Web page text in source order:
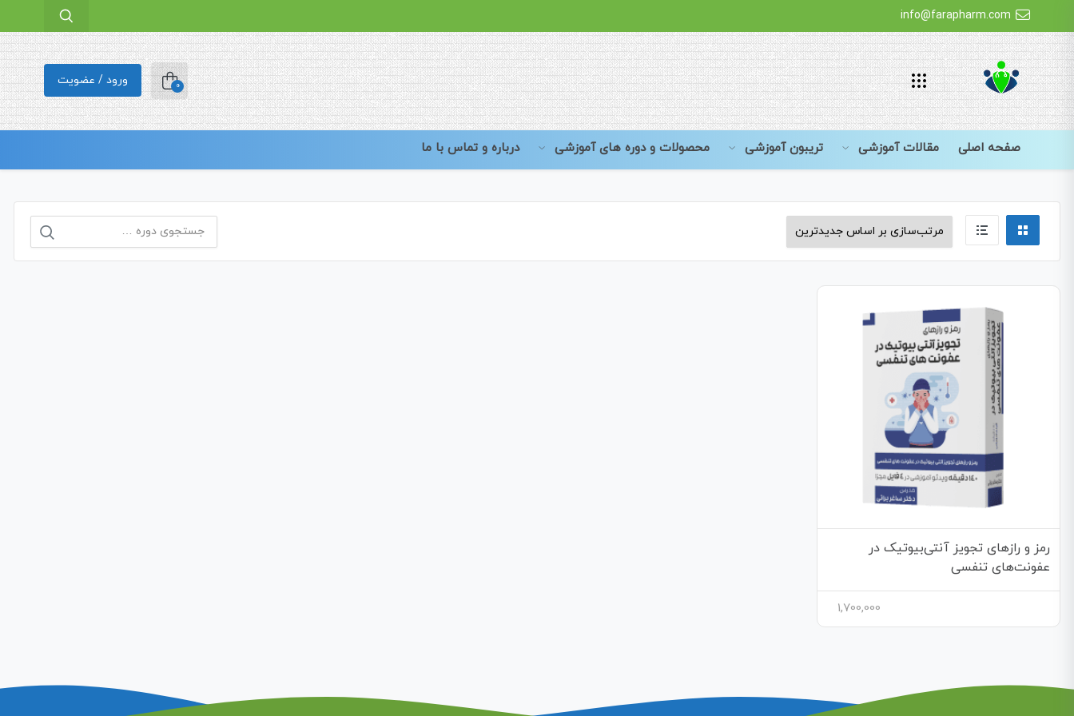
info@farapharm.com
0 ورود / عضویت
صفحه اصلی مقالات آموزشی تریبون آموزشی محصولات و دوره های آموزشی درباره و تماس با ما
جستجو
برای:
رمز و رازهای تجویز آنتی‌بیوتیک در
عفونت‌های تنفسی
1,700,000